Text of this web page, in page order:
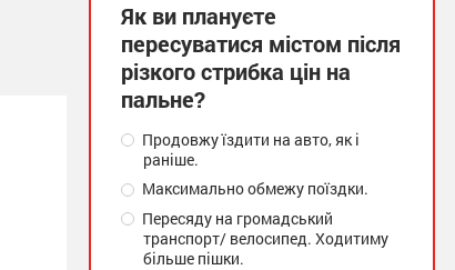
Як ви плануєте
пересуватися містом після
різкого стрибка цін на
пальне?
Продовжу їздити на авто, як і
раніше.
Максимально обмежу поїздки.
Пересяду на громадський
транспорт/ велосипед. Ходитиму
більше пішки.